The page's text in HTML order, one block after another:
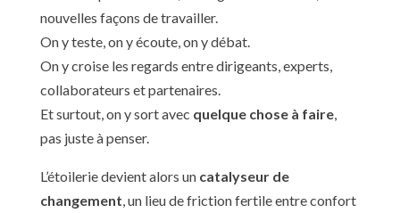
nouvelles façons de travailler.
On y teste, on y écoute, on y débat.
On y croise les regards entre dirigeants, experts,
collaborateurs et partenaires.
Et surtout, on y sort avec quelque chose à faire,
pas juste à penser.
L’étoilerie devient alors un catalyseur de
changement, un lieu de friction fertile entre confort